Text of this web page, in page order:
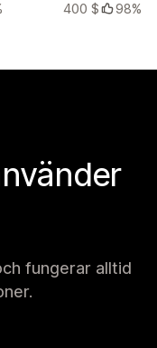
400 $
98%
fungerar alltid